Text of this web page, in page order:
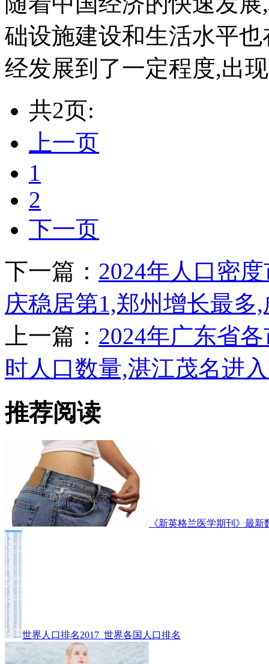
础设施建设和生活水平
经发展到了一定程度,出
共2页:
上一页
1
2
下一页
下一篇： 2024年人口密
庆稳居第1,郑州增长最多
上一篇： 2024年广东省
时人口数量,湛江茂名进
推荐阅读
《新英格兰医学期刊》最
世界人口排名2017_世界各国人口排名